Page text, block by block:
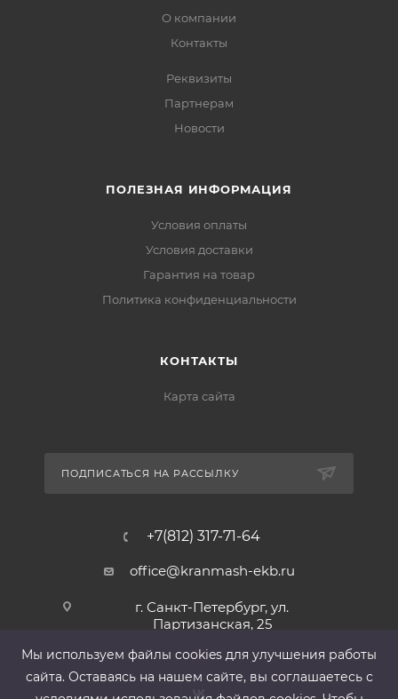
О компании
Контакты
Реквизиты
Партнерам
Новости
ПОЛЕЗНАЯ ИНФОРМАЦИЯ
Условия оплаты
Условия доставки
Гарантия на товар
Политика конфиденциальности
КОНТАКТЫ
Карта сайта
ПОДПИСАТЬСЯ НА РАССЫЛКУ
+7(812) 317-71-64
office@kranmash-ekb.ru
г. Санкт-Петербург, ул.
Партизанская, 25
Мы используем файлы cооkies для улучшения работы
сайта. Оставаясь на нашем сайте, вы соглашаетесь с